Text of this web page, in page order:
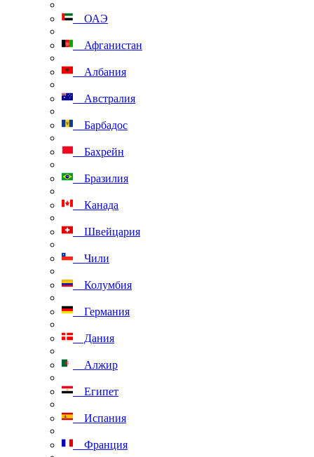
ОАЭ
Афганистан
Албания
Австралия
Барбадос
Бахрейн
Бразилия
Канада
Швейцария
Чили
Колумбия
Германия
Дания
Алжир
Египет
Испания
Франция